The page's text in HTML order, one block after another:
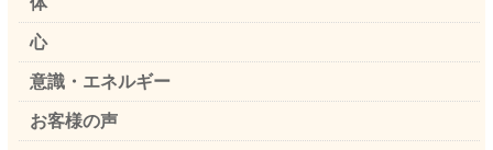
心
意識・エネルギー
お客様の声